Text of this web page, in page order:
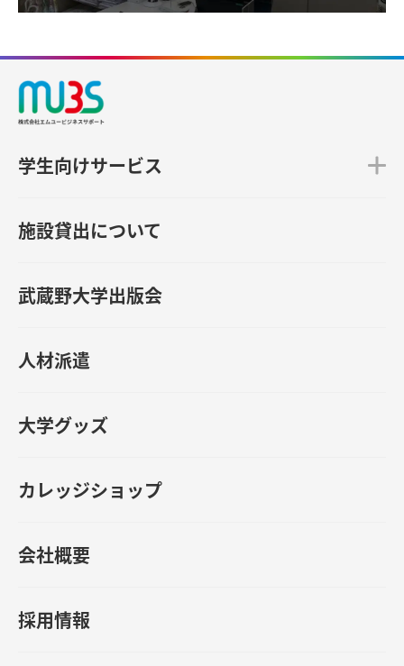
学生向けサービス
施設貸出について
武蔵野大学出版会
人材派遣
大学グッズ
カレッジショップ
会社概要
採用情報